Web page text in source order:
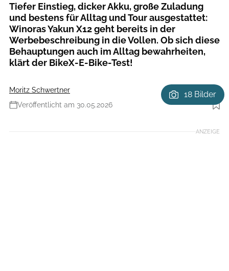
Tiefer Einstieg, dicker Akku, große Zuladung
und bestens für Alltag und Tour ausgestattet:
Winoras Yakun X12 geht bereits in der
Werbebeschreibung in die Vollen. Ob sich diese
Behauptungen auch im Alltag bewahrheiten,
klärt der BikeX-E-Bike-Test!
Moritz Schwertner
Veröffentlicht am 30.05.2026
Foto: Moritz Schwertner // www.moritzschwertner.de
18 Bilder
ANZEIGE